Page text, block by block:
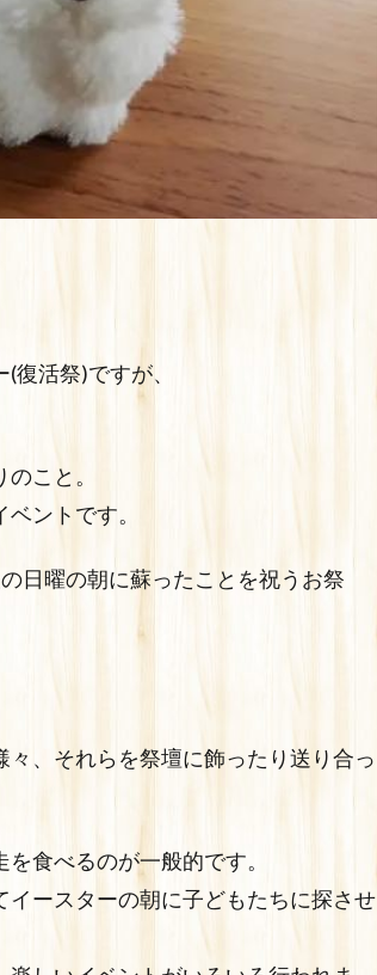
活祭)ですが、
こと。
ントです。
日曜の朝に蘇ったことを祝うお祭
、それらを祭壇に飾ったり送り合っ
食べるのが一般的です。
ースターの朝に子どもたちに探させ